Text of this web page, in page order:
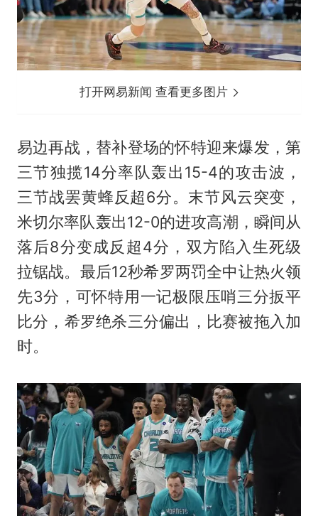
打开网易新闻 查看更多图片
易边再战，替补登场的怀特迎来爆发，第
三节独揽14分率队轰出15-4的攻击波，
三节战罢黄蜂反超6分。末节风云突变，
米切尔率队轰出12-0的进攻高潮，瞬间从
落后8分变成反超4分，双方陷入生死级
拉锯战。最后12秒希罗两罚全中让热火领
先3分，可怀特用一记极限压哨三分扳平
比分，希罗绝杀三分偏出，比赛被拖入加
时。